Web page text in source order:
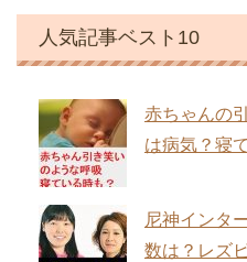
人気記事ベスト10
赤ちゃんの
は病気？寝
尼神インタ
数は？レズ